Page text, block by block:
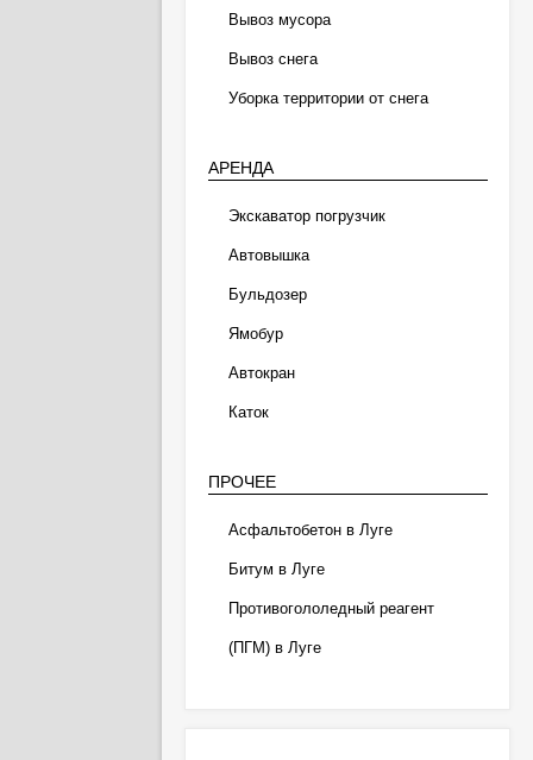
Вывоз мусора
Вывоз снега
Уборка территории от снега
АРЕНДА
Экскаватор погрузчик
Автовышка
Бульдозер
Ямобур
Автокран
Каток
ПРОЧЕЕ
Асфальтобетон в Луге
Битум в Луге
Противогололедный реагент
(ПГМ) в Луге